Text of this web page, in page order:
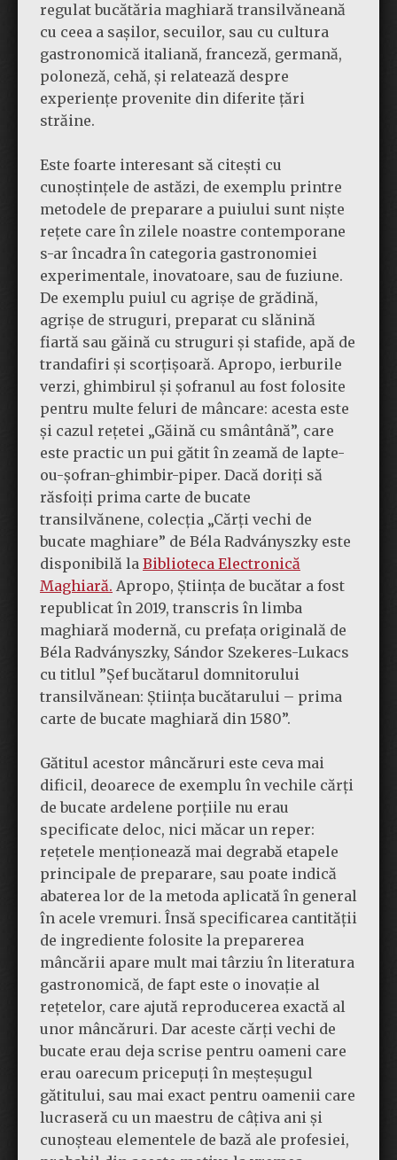
regulat bucătăria maghiară transilvăneană
cu ceea a sașilor, secuilor, sau cu cultura
gastronomică italiană, franceză, germană,
poloneză, cehă, și relatează despre
experiențe provenite din diferite țări
străine.
Este foarte interesant să citești cu
cunoștințele de astăzi, de exemplu printre
metodele de preparare a puiului sunt niște
rețete care în zilele noastre contemporane
s-ar încadra în categoria gastronomiei
experimentale, inovatoare, sau de fuziune.
De exemplu puiul cu agrișe de grădină,
agrișe de struguri, preparat cu slănină
fiartă sau găină cu struguri și stafide, apă de
trandafiri și scorțișoară. Apropo, ierburile
verzi, ghimbirul și șofranul au fost folosite
pentru multe feluri de mâncare: acesta este
și cazul rețetei „Găină cu smântână”, care
este practic un pui gătit în zeamă de lapte-
ou-șofran-ghimbir-piper. Dacă doriți să
răsfoiți prima carte de bucate
transilvănene, colecția „Cărți vechi de
bucate maghiare” de Béla Radványszky este
disponibilă la Biblioteca Electronică
Maghiară. Apropo, Știința de bucătar a fost
republicat în 2019, transcris în limba
maghiară modernă, cu prefața originală de
Béla Radványszky, Sándor Szekeres-Lukacs
cu titlul ”Șef bucătarul domnitorului
transilvănean: Știința bucătarului – prima
carte de bucate maghiară din 1580”.
Gătitul acestor mâncăruri este ceva mai
dificil, deoarece de exemplu în vechile cărți
de bucate ardelene porțiile nu erau
specificate deloc, nici măcar un reper:
rețetele menționează mai degrabă etapele
principale de preparare, sau poate indică
abaterea lor de la metoda aplicată în general
în acele vremuri. Însă specificarea cantității
de ingrediente folosite la preparerea
mâncării apare mult mai târziu în literatura
gastronomică, de fapt este o inovație al
rețetelor, care ajută reproducerea exactă al
unor mâncăruri. Dar aceste cărți vechi de
bucate erau deja scrise pentru oameni care
erau oarecum pricepuți în meșteșugul
gătitului, sau mai exact pentru oamenii care
lucraseră cu un maestru de câțiva ani și
cunoșteau elementele de bază ale profesiei,